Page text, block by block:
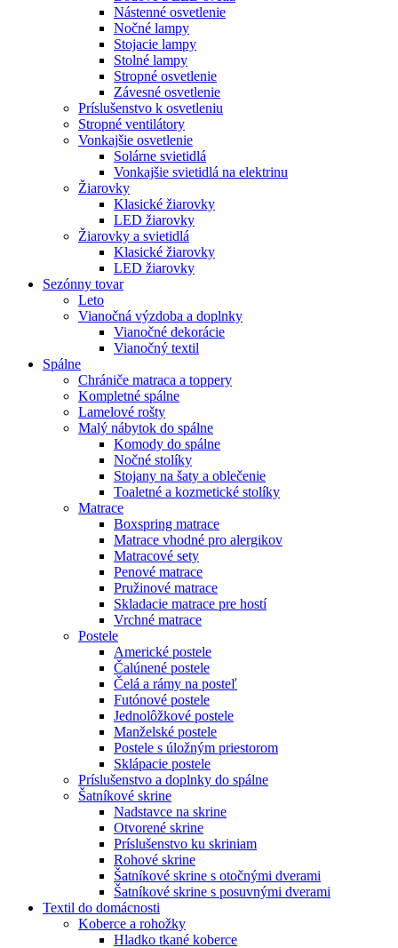
Nástenné osvetlenie
Nočné lampy
Stojacie lampy
Stolné lampy
Stropné osvetlenie
Závesné osvetlenie
Príslušenstvo k osvetleniu
Stropné ventilátory
Vonkajšie osvetlenie
Solárne svietidlá
Vonkajšie svietidlá na elektrinu
Žiarovky
Klasické žiarovky
LED žiarovky
Žiarovky a svietidlá
Klasické žiarovky
LED žiarovky
Sezónny tovar
Leto
Vianočná výzdoba a doplnky
Vianočné dekorácie
Vianočný textil
Spálne
Chrániče matraca a toppery
Kompletné spálne
Lamelové rošty
Malý nábytok do spálne
Komody do spálne
Nočné stolíky
Stojany na šaty a oblečenie
Toaletné a kozmetické stolíky
Matrace
Boxspring matrace
Matrace vhodné pro alergikov
Matracové sety
Penové matrace
Pružinové matrace
Skladacie matrace pre hostí
Vrchné matrace
Postele
Americké postele
Čalúnené postele
Čelá a rámy na posteľ
Futónové postele
Jednolôžkové postele
Manželské postele
Postele s úložným priestorom
Sklápacie postele
Príslušenstvo a doplnky do spálne
Šatníkové skrine
Nadstavce na skrine
Otvorené skrine
Príslušenstvo ku skriniam
Rohové skrine
Šatníkové skrine s otočnými dverami
Šatníkové skrine s posuvnými dverami
Textil do domácnosti
Koberce a rohožky
Hladko tkané koberce